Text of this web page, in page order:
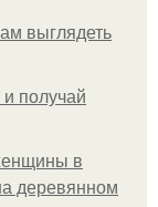
выглядеть
получай
в
деревянном